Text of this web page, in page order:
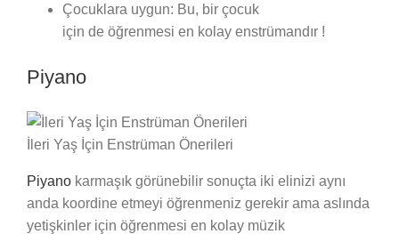
Çocuklara uygun: Bu, bir çocuk
için de öğrenmesi en kolay enstrümandır !
Piyano
İleri Yaş İçin Enstrüman Önerileri
Piyano karmaşık görünebilir sonuçta iki elinizi aynı
anda koordine etmeyi öğrenmeniz gerekir ama aslında
yetişkinler için öğrenmesi en kolay müzik